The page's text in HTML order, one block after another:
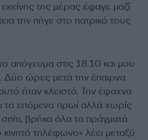
της μέρας έφαγε μαζί
την πήγε στο πατρικό τους
απόγευμα στις 18.10 και μου
Δύο ώρες μετά την έπαιρνα
ήταν κλειστό. Την έψαχνα
το επόμενο πρωί αλλά χωρίς
βρήκα όλα τα πράγματά
τηλέφωνο» λέει μεταξύ